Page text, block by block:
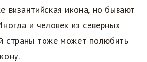
византийская икона, но бывают
и человек из северных
страны тоже может полюбить